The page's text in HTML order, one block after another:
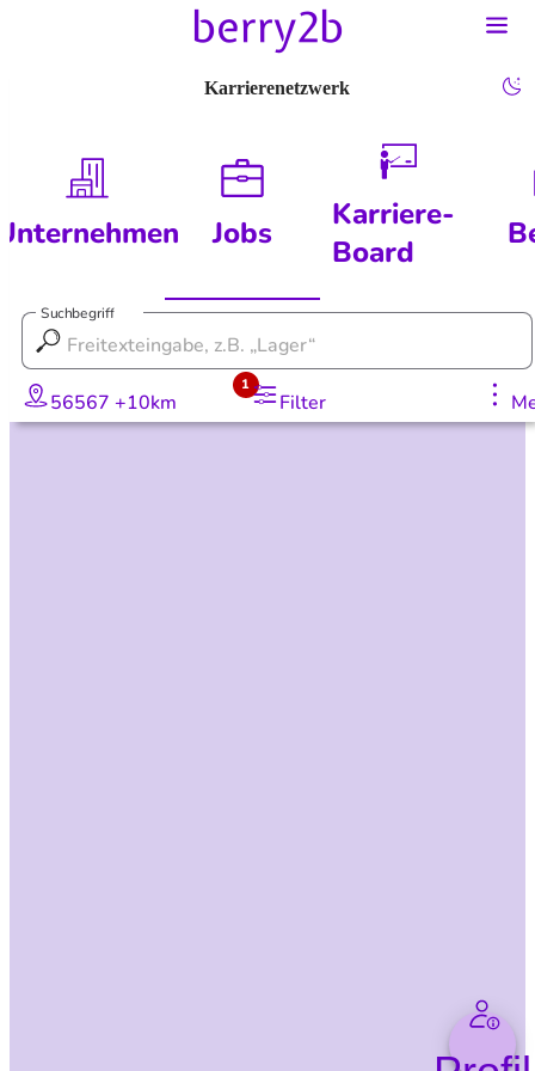
Karrierenetzwerk
Jobs
Karriere-
Board
Suchbegriff
56567 +10km Filter
1